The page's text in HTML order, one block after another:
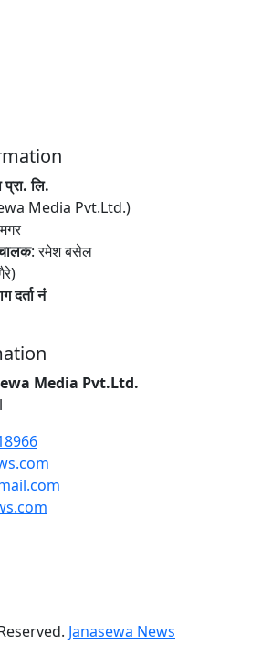
लि.
Media Pvt.Ltd.)
: रमेश बसेल
दर्ता नं
Media Pvt.Ltd.
Janasewa News